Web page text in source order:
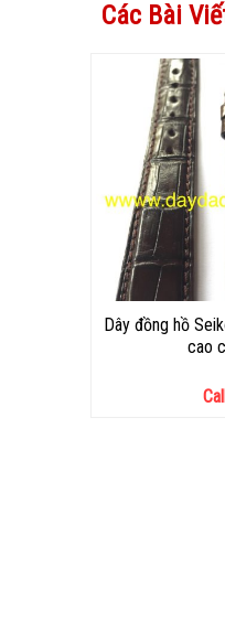
Các Bài
Dây đồng hồ
cao